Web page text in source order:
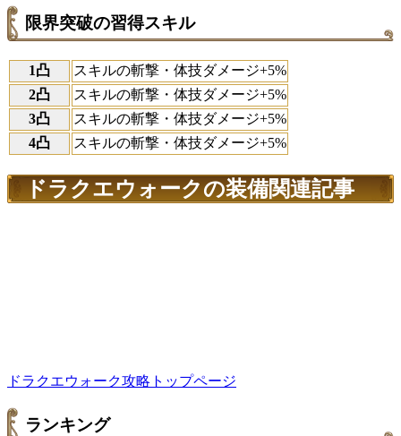
限界突破の習得スキル
1凸
スキルの斬撃・体技ダメージ+5%
2凸
スキルの斬撃・体技ダメージ+5%
3凸
スキルの斬撃・体技ダメージ+5%
4凸
スキルの斬撃・体技ダメージ+5%
ドラクエウォークの装備関連記事
ドラクエウォーク攻略トップページ
ランキング